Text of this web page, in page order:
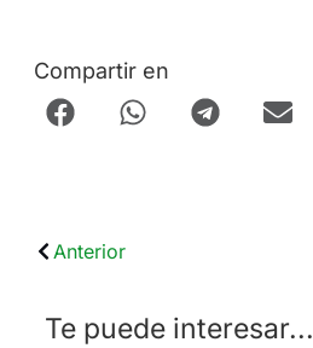
Compartir en
Anterior
Te puede interesar...